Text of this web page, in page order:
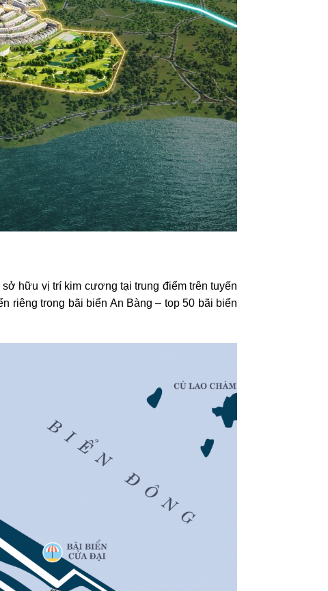
hữu vị trí kim cương tại trung điểm trên tuyến
riêng trong bãi biển An Bàng – top 50 bãi biển